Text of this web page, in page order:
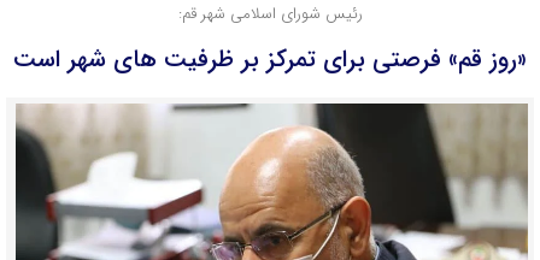
رئیس شورای اسلامی شهر قم:
«روز قم» فرصتی برای تمرکز بر ظرفیت های شهر است